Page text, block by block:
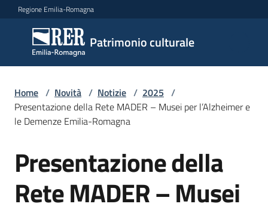
Vai al contenuto
Vai alla navigazione
Vai al footer
Regione Emilia-Romagna
Patrimonio culturale
Patrimonio
culturale
Argomenti
Novità
Servizi
Home / Novità / Notizie / 2025 /
Presentazione della Rete MADER – Musei per l’Alzheimer e
le Demenze Emilia-Romagna
Salta al contenuto
Presentazione della
Rete MADER – Musei